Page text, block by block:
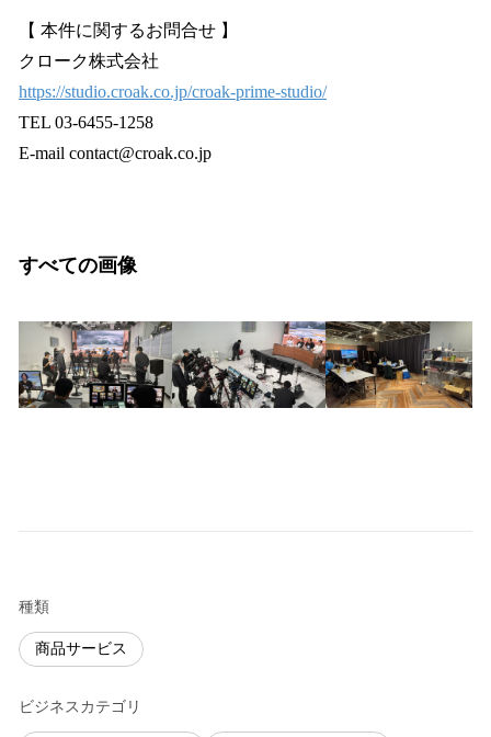
【 本件に関するお問合せ 】
クローク株式会社
https://studio.croak.co.jp/croak-prime-studio/
TEL 03-6455-1258
E-mail contact@croak.co.jp
すべての画像
種類
商品サービス
ビジネスカテゴリ